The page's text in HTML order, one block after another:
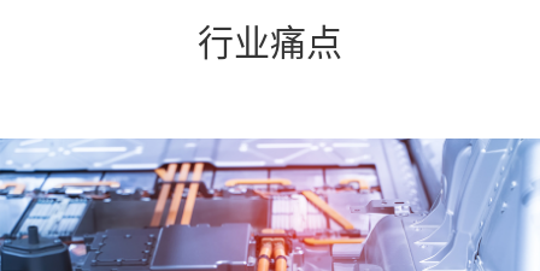
行业痛点